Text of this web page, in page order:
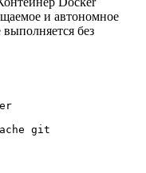
и автономное
без
git